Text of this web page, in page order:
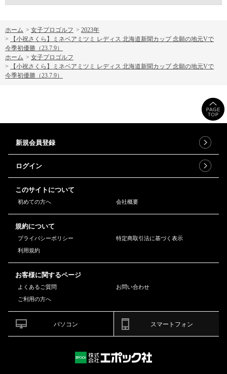
ホーム > 女子プロゴルフ > 2023年
>
【小祝さくら】ミネベアミツミ レディス 北海道新聞カップ 念願の地元Vで
今季初優勝（23.7.9）
ホーム > 女子プロゴルフ
>
【小祝さくら】ミネベアミツミ レディス 北海道新聞カップ 念願の地元Vで
今季初優勝（23.7.9）
新規会員登録
ログイン
このサイトについて
初めての方へ 会社概要
規約について
プライバシーポリシー
特定商取引法に基づく表示
利用規約
お客様に関するページ
よくあるご質問
お問い合わせ
ご利用の方へ
パソコン スマートフォン